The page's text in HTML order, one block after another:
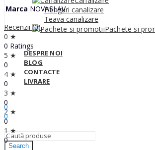
Fitinguri canalizare
Teava canalizare
Pachete si
DESPRE NOI
BLOG
CONTACTE
LIVRARE
Hello,
0
0
0
Search
Marca NOVASLAV
Recenzii (0)
0 ★
0 Ratings
5 ★
0
4 ★
0
3 ★
0
2 ★
0
1 ★
0